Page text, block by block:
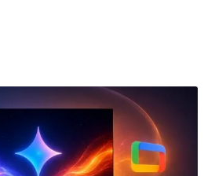
Notícias